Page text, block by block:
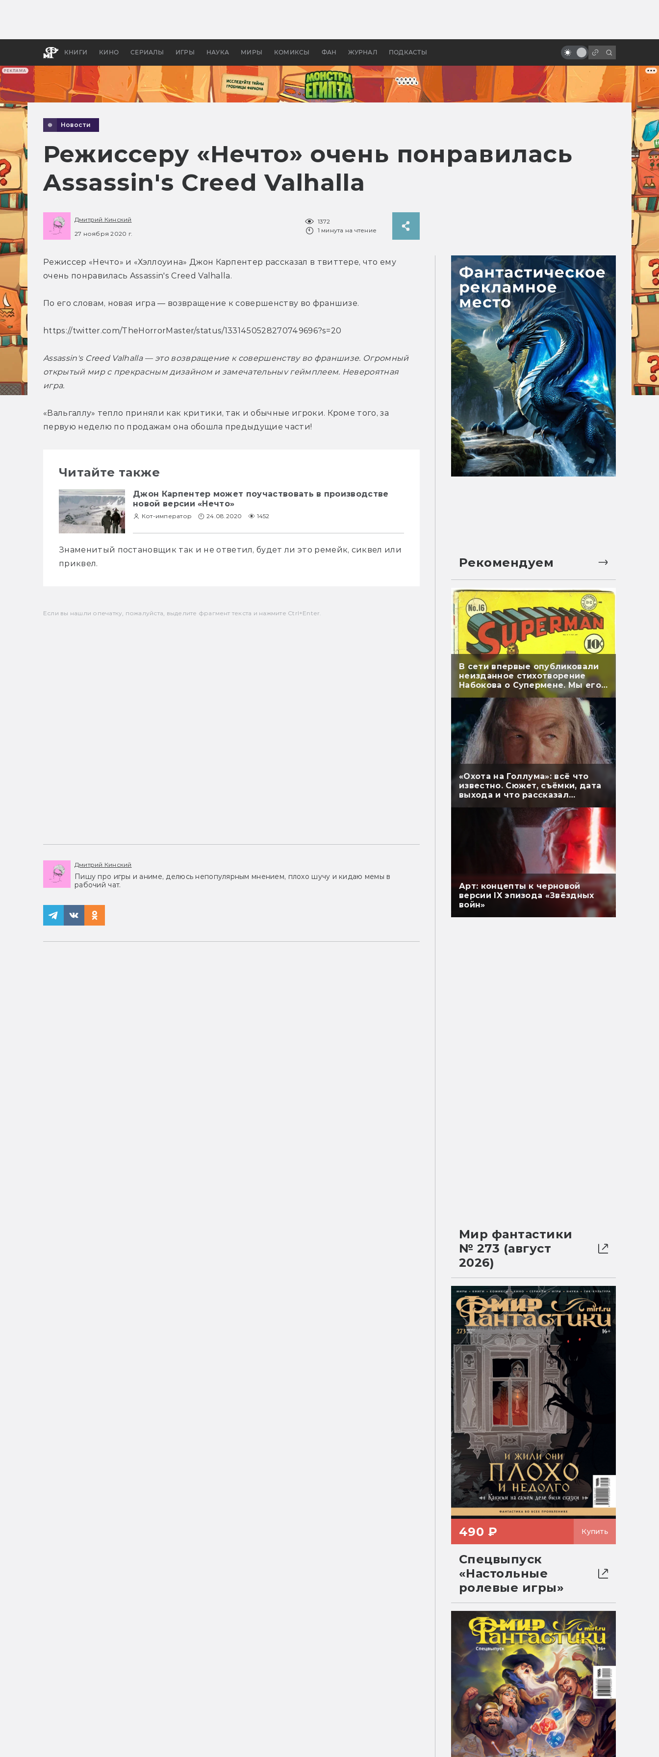
РЕКЛАМА
КНИГИ КИНО СЕРИАЛЫ ИГРЫ НАУКА МИРЫ КОМИКСЫ ФАН ЖУРНАЛ ПОДКАСТЫ
бы «Властелина колец»
Древней Грецией
от Терри Гиллиама
Новости
Режиссеру «Нечто» очень понравилась
Assassin's Creed Valhalla
Дмитрий Кинский
27 ноября 2020 г.
1372
1 минута на чтение
Режиссер «Нечто» и «Хэллоуина» Джон Карпентер рассказал в твиттере, что ему
очень понравилась Assassin's Creed Valhalla.
По его словам, новая игра — возвращение к совершенству во франшизе.
https://twitter.com/TheHorrorMaster/status/1331450528270749696?s=20
Assassin's Creed Valhalla — это возвращение к совершенству во франшизе. Огромный
открытый мир с прекрасным дизайном и замечательныv геймплеем. Невероятная
игра.
«Вальгаллу» тепло приняли как критики, так и обычные игроки. Кроме того, за
первую неделю по продажам она обошла предыдущие части!
Читайте также
Джон Карпентер может поучаствовать в производстве
новой версии «Нечто»
Кот-император 24.08.2020 1452
Знаменитый постановщик так и не ответил, будет ли это ремейк, сиквел или
приквел.
Если вы нашли опечатку, пожалуйста, выделите фрагмент текста и нажмите Ctrl+Enter.
Дмитрий Кинский
Пишу про игры и аниме, делюсь непопулярным мнением, плохо шучу и кидаю мемы в
рабочий чат.
Рекомендуем
В сети впервые опубликовали
неизданное стихотворение
Набокова о Супермене. Мы его
перевели
«Охота на Голлума»: всё что
известно. Сюжет, съёмки, дата
выхода и что рассказал
Арт: концепты к черновой
версии IX эпизода «Звёздных
войн»
Мир фантастики
№ 273 (август
2026)
490 ₽ Купить
Спецвыпуск
«Настольные
ролевые игры»